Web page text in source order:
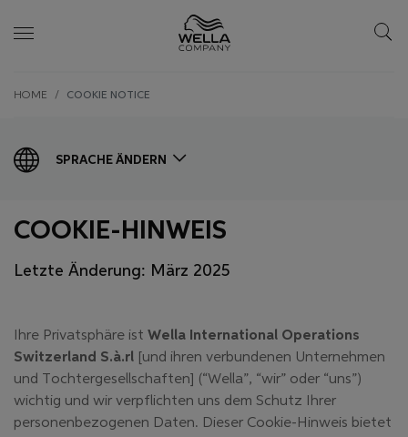
to
content
HOME COOKIE NOTICE
SPRACHE ÄNDERN
COOKIE-HINWEIS
Letzte Änderung: März 2025
Ihre Privatsphäre ist Wella International Operations
Switzerland S.à.rl [und ihren verbundenen Unternehmen
und Tochtergesellschaften] (“Wella”, “wir” oder “uns”)
wichtig und wir verpflichten uns dem Schutz Ihrer
personenbezogenen Daten. Dieser Cookie-Hinweis bietet